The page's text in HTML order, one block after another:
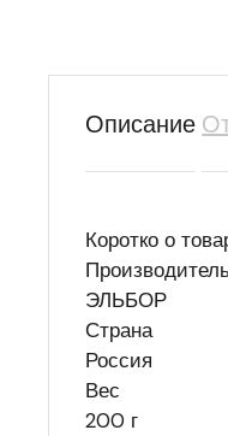
Описание
Коротко о
Производитель
ЭЛЬБОР
Страна
Россия
Вес
200 г